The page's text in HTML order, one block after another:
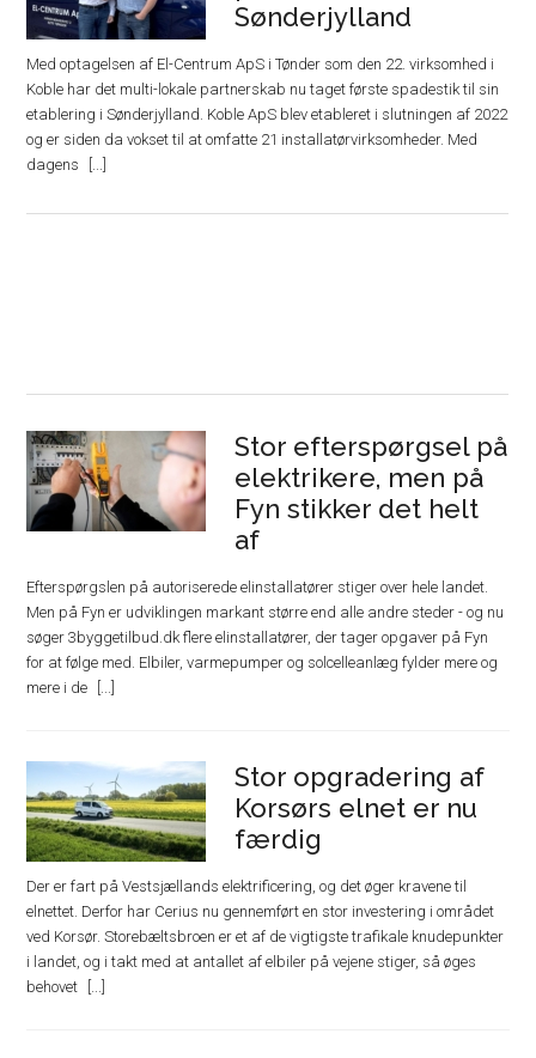
Sønderjylland
Med optagelsen af El-Centrum ApS i Tønder som den 22. virksomhed i
Koble har det multi-lokale partnerskab nu taget første spadestik til sin
etablering i Sønderjylland. Koble ApS blev etableret i slutningen af 2022
og er siden da vokset til at omfatte 21 installatørvirksomheder. Med
dagens
Stor efterspørgsel på
elektrikere, men på
Fyn stikker det helt
af
Efterspørgslen på autoriserede elinstallatører stiger over hele landet.
Men på Fyn er udviklingen markant større end alle andre steder - og nu
søger 3byggetilbud.dk flere elinstallatører, der tager opgaver på Fyn
for at følge med. Elbiler, varmepumper og solcelleanlæg fylder mere og
mere i de
Stor opgradering af
Korsørs elnet er nu
færdig
Der er fart på Vestsjællands elektrificering, og det øger kravene til
elnettet. Derfor har Cerius nu gennemført en stor investering i området
ved Korsør. Storebæltsbroen er et af de vigtigste trafikale knudepunkter
i landet, og i takt med at antallet af elbiler på vejene stiger, så øges
behovet